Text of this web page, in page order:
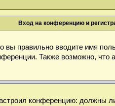
Вход на конференцию и
правильно вводите имя
Также возможно,
конференцию: